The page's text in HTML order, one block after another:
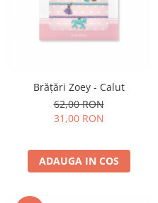
Brățări Zoey - Calut
62,00 RON
31,00 RON
ADAUGA IN COS